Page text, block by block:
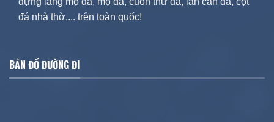
đá nhà thờ,... trên toàn quốc!
BẢN ĐỒ ĐƯỜNG ĐI